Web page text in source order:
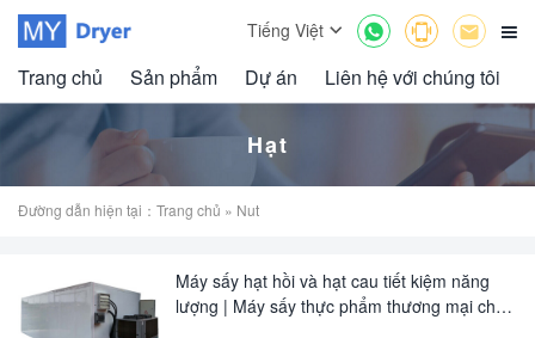

  
Tiếng Việt
Trang chủ Sản phẩm Dự án Liên hệ với chúng tôi
Hạt
Đường dẫn hiện tại： Trang chủ » Nut
Máy sấy hạt hồi và hạt cau tiết kiệm năng
lượng | Máy sấy thực phẩm thương mại cho